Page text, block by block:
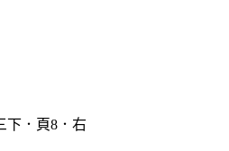
下．頁8．右